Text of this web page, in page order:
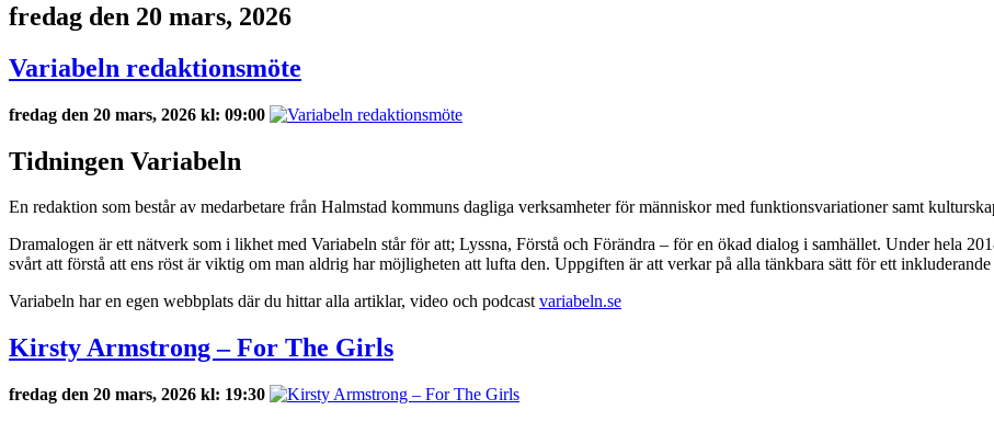
fredag den 20 mars, 2026
Variabeln redaktionsmöte
fredag den 20 mars, 2026 kl: 09:00
Tidningen Variabeln
En redaktion som består av medarbetare från Halmstad kommuns dagliga verksamheter för människor med funktionsvariationer samt
Dramalogen är ett nätverk som i likhet med Variabeln står för att; Lyssna, Förstå och Förändra – för en ökad dialog i samhället. Under hela
svårt att förstå att ens röst är viktig om man aldrig har möjligheten att lufta den. Uppgiften är att verkar på alla tänkbara sätt för ett
Variabeln har en egen webbplats där du hittar alla artiklar, video och podcastvariabeln.se
Kirsty Armstrong – For The Girls
fredag den 20 mars, 2026 kl: 19:30